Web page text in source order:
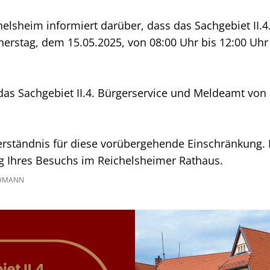
informiert darüber, dass das Sachgebiet
dem 15.05.2025, von 08:00 Uhr bis 12:00
Sachgebiet II.4. Bürgerservice und Meldeamt von
für diese vorübergehende Einschränkung.
Ihres Besuchs im Reichelsheimer Rathaus.